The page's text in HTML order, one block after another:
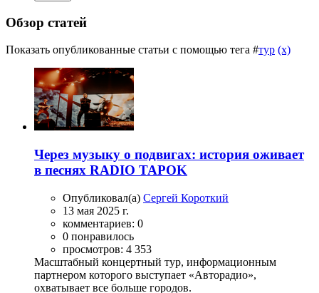
Обзор статей
Показать опубликованные статьи с помощью тега #тур (x)
Через музыку о подвигах: история оживает
в песнях RADIO TAPOK
Опубликовал(а) Сергей Короткий
13 мая 2025 г.
комментариев: 0
0 понравилось
просмотров: 4 353
Масштабный концертный тур, информационным
партнером которого выступает «Авторадио»,
охватывает все больше городов.